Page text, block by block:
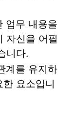
업무 내용을
자신을 어필
니다.
계를 유지하
요소입니